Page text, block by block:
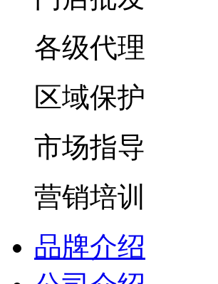
各级代理
区域保护
市场指导
营销培训
品牌介绍